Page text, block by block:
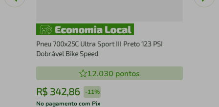
Pneu 700x25C Ultra Sport III Preto 123 PSI
Dobrável Bike Speed
12.030 pontos
R$ 342,86 -11%
No pagamento com Pix